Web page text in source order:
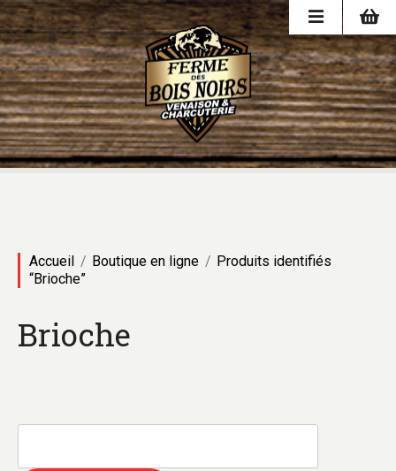
Accueil Boutique en ligne
Produits identifiés
“Brioche”
Brioche